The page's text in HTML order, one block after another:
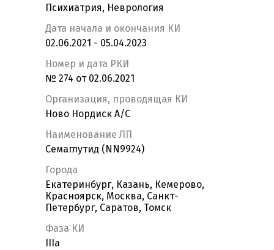
Психиатрия, Неврология
Дата начала и окончания КИ
02.06.2021 - 05.04.2023
Номер и дата РКИ
№ 274 от 02.06.2021
Организация, проводящая КИ
Ново Нордиск А/С
Наименование ЛП
Семаглутид (NN9924)
Города
Екатеринбург, Казань, Кемерово,
Красноярск, Москва, Санкт-
Петербург, Саратов, Томск
Фаза КИ
IIIa